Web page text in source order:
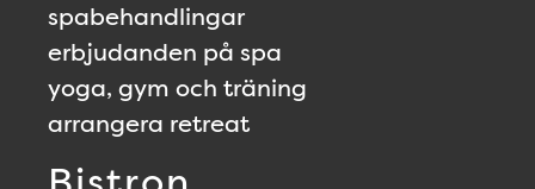
spabehandlingar
erbjudanden på spa
yoga, gym och träning
arrangera retreat